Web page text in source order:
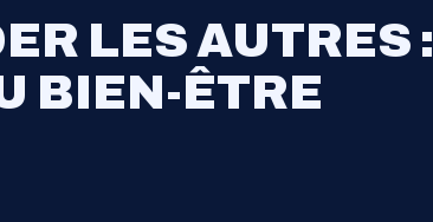
AUX
abonnez-vous pour accéder au
LES AUTRES :
BIEN-ÊTRE